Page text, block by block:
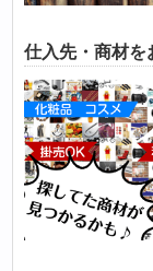
仕入先・商材を